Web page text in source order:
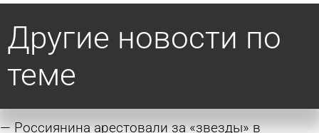
Другие новости по
теме
Россиянина арестовали за «звезды» в